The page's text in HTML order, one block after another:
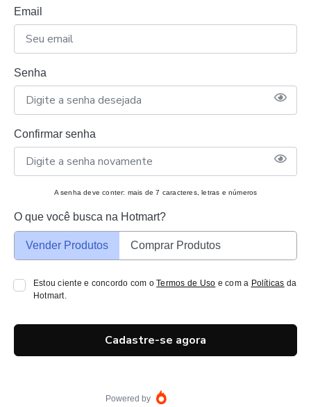
Email
Senha
Confirmar senha
A senha deve conter: mais de 7 caracteres, letras e números
O que você busca na Hotmart?
Vender Produtos Comprar Produtos
Estou ciente e concordo com oTermos de Uso e com a Políticas da
Hotmart.
Cadastre-se agora
Powered by